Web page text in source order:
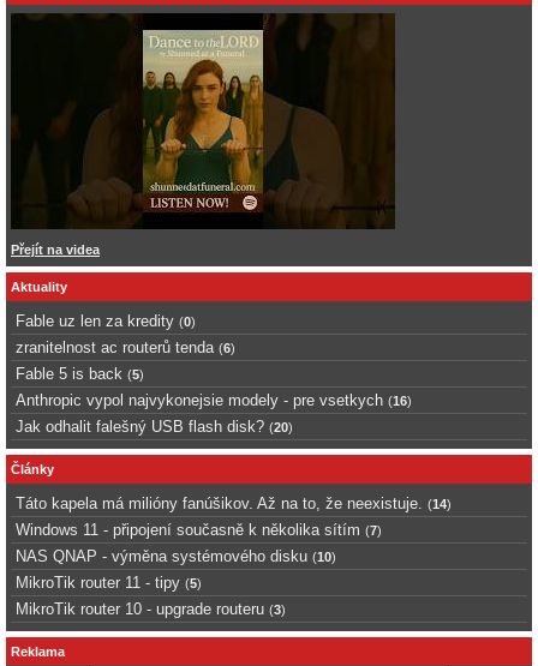
Přejít na videa
Aktuality
Fable uz len za kredity (0)
zranitelnost ac routerů tenda (6)
Fable 5 is back (5)
Anthropic vypol najvykonejsie modely - pre vsetkych (16)
Jak odhalit falešný USB flash disk? (20)
Články
Táto kapela má milióny fanúšikov. Až na to, že neexistuje. (14)
Windows 11 - připojení současně k několika sítím (7)
NAS QNAP - výměna systémového disku (10)
MikroTik router 11 - tipy (5)
MikroTik router 10 - upgrade routeru (3)
Reklama